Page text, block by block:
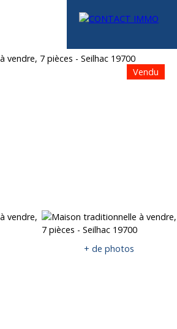
Espace vendeur Estimation
Vendu
+ de photos